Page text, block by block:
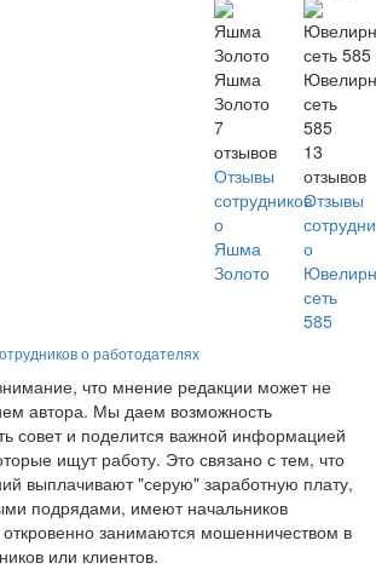
Яшма
Золото
7
отзывов
Отзывы
сотрудников
о
Яшма
Золото
сеть
585
13
отзывов
Отзывы
о
сеть
585
о работодателях
что мнение редакции может не
автора. Мы даем возможность
совет и поделится важной информацией
ищут работу. Это связано с тем, что
выплачивают "серую" заработную плату,
подрядами, имеют начальников
занимаются мошенничеством в
или клиентов.